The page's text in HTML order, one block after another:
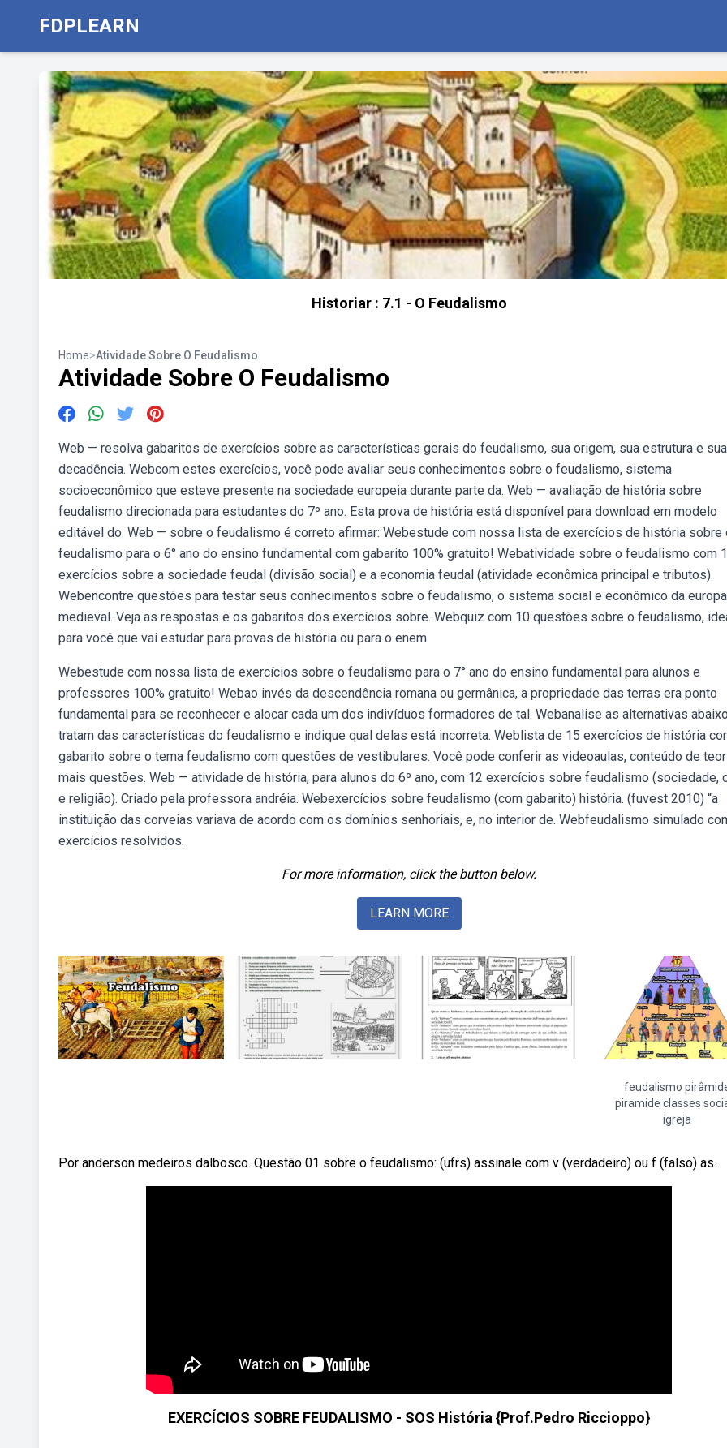
FDPLEARN
Historiar : 7.1 - O Feudalismo
Home>Atividade Sobre O Feudalismo
Atividade Sobre O Feudalismo
Web — resolva gabaritos de exercícios sobre as características gerais do feudalismo, sua origem, sua estrutura e sua
decadência. Webcom estes exercícios, você pode avaliar seus conhecimentos sobre o feudalismo, sistema
socioeconômico que esteve presente na sociedade europeia durante parte da. Web — avaliação de história sobre
feudalismo direcionada para estudantes do 7º ano. Esta prova de história está disponível para download em modelo
editável do. Web — sobre o feudalismo é correto afirmar: Webestude com nossa lista de exercícios de história sobre
feudalismo para o 6° ano do ensino fundamental com gabarito 100% gratuito! Webatividade sobre o feudalismo com
exercícios sobre a sociedade feudal (divisão social) e a economia feudal (atividade econômica principal e tributos).
Webencontre questões para testar seus conhecimentos sobre o feudalismo, o sistema social e econômico da europa
medieval. Veja as respostas e os gabaritos dos exercícios sobre. Webquiz com 10 questões sobre o feudalismo,
para você que vai estudar para provas de história ou para o enem.
Webestude com nossa lista de exercícios sobre o feudalismo para o 7° ano do ensino fundamental para alunos e
professores 100% gratuito! Webao invés da descendência romana ou germânica, a propriedade das terras era ponto
fundamental para se reconhecer e alocar cada um dos indivíduos formadores de tal. Webanalise as alternativas
tratam das características do feudalismo e indique qual delas está incorreta. Weblista de 15 exercícios de história
gabarito sobre o tema feudalismo com questões de vestibulares. Você pode conferir as videoaulas, conteúdo de
mais questões. Web — atividade de história, para alunos do 6º ano, com 12 exercícios sobre feudalismo (sociedade,
e religião). Criado pela professora andréia. Webexercícios sobre feudalismo (com gabarito) história. (fuvest 2010) “a
instituição das corveias variava de acordo com os domínios senhoriais, e, no interior de. Webfeudalismo simulado
exercícios resolvidos.
For more information, click the button below.
LEARN MORE
feudalismo
piramide classes
igreja
Por anderson medeiros dalbosco. Questão 01 sobre o feudalismo: (ufrs) assinale com v (verdadeiro) ou f (falso) as.
EXERCÍCIOS SOBRE FEUDALISMO - SOS História {Prof.Pedro Riccioppo}